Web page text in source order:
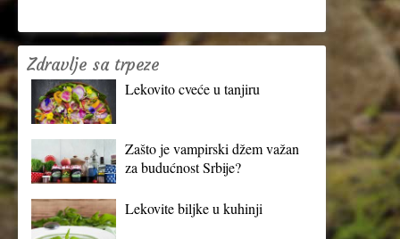
Zdravlje sa trpeze
Lekovito cveće u tanjiru
Zašto je vampirski džem važan
za budućnost Srbije?
Lekovite biljke u kuhinji